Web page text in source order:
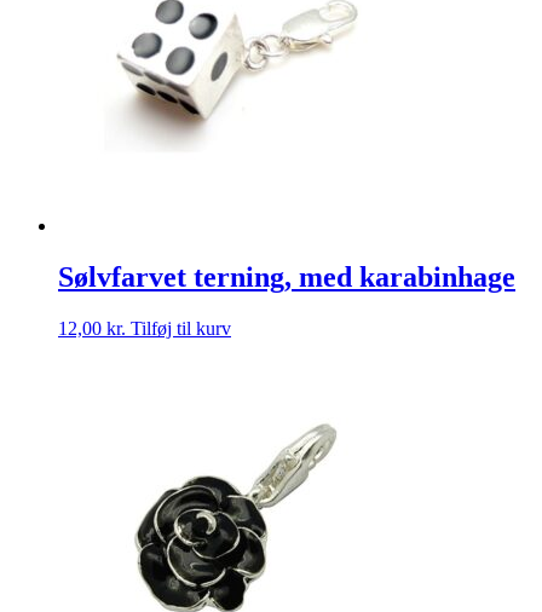
Sølvfarvet terning, med karabinhage
12,00 kr. Tilføj til kurv